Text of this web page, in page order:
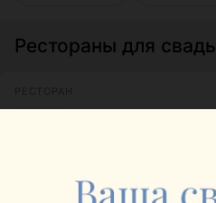
Рестораны для
Отзывы1